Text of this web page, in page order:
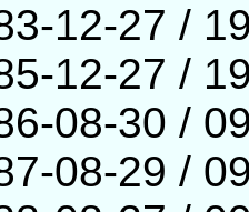
12-27 /
12-27 /
08-30 /
08-29 /